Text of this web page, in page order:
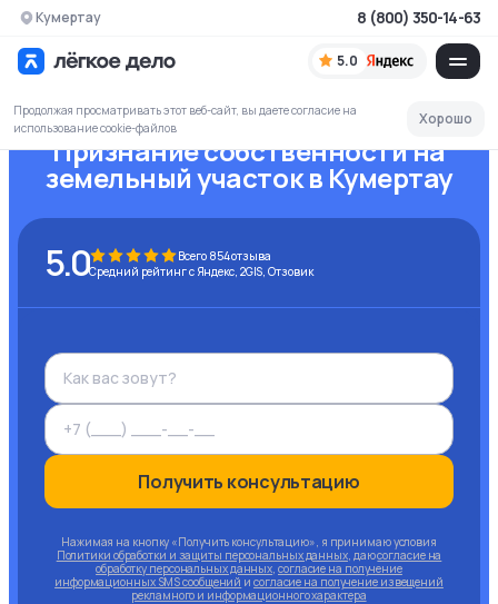
Кумертау
5.0
8 (800) 350-14-63
Продолжая просматривать этот веб-сайт, вы даете согласие на
использование cookie-файлов
Хорошо
Признание собственности на
земельный участокв Кумертау
5.0 Всего 854отзыва
Средний рейтинг с Яндекс, 2GIS, Отзовик
Получить консультацию
Нажимая на кнопку «Получить консультацию», я принимаю условия
Политики обработки и защиты персональных данных, даюсогласие на
обработку персональных данных, согласие на получение
информационных SMS сообщений и согласие на получение извещений
рекламного и информационного характера